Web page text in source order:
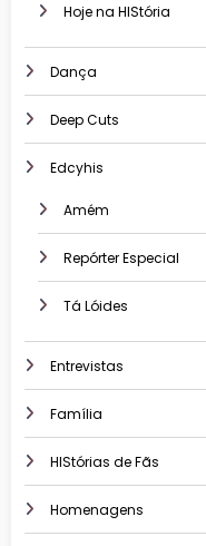
Hoje na HIStória
Dança
Deep Cuts
Edcyhis
Amém
Repórter Especial
Tá Lóides
Entrevistas
Família
HIStórias de Fãs
Homenagens